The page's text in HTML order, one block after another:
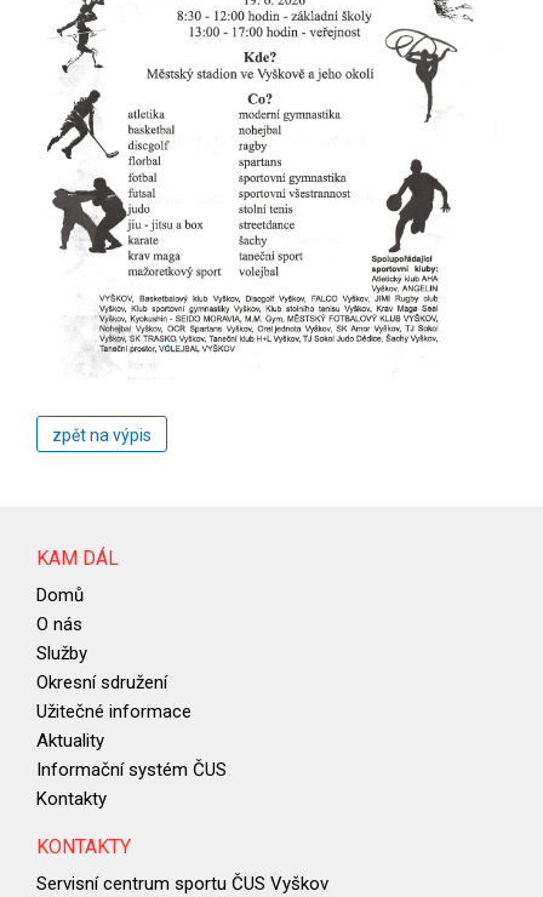
zpět na výpis
KAM DÁL
Domů
O nás
Služby
Okresní sdružení
Užitečné informace
Aktuality
Informační systém ČUS
Kontakty
KONTAKTY
Servisní centrum sportu ČUS Vyškov